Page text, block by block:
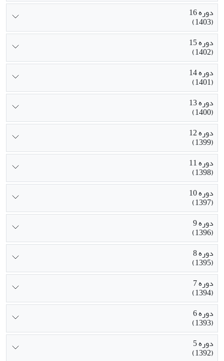
دوره 16
(1403)
دوره 15
(1402)
دوره 14
(1401)
دوره 13
(1400)
دوره 12
(1399)
دوره 11
(1398)
دوره 10
(1397)
دوره 9
(1396)
دوره 8
(1395)
دوره 7
(1394)
دوره 6
(1393)
دوره 5
(1392)